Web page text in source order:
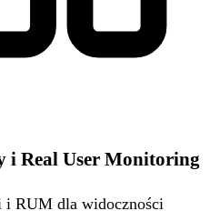
i Real User Monitoring
i RUM dla widoczności